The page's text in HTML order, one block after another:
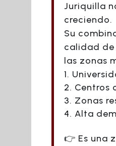
Juriquilla
creciendo.
Su
calidad de
las zonas
Centros
Zonas
Alta
👉 Es una